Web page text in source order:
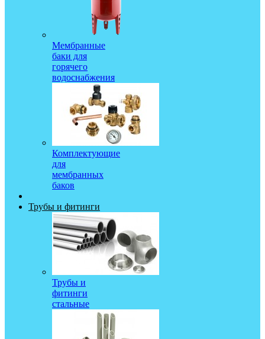
Мембранные
баки для
горячего
водоснабжения
Комплектующие
для
мембранных
баков
Трубы и фитинги
Трубы и
фитинги
стальные